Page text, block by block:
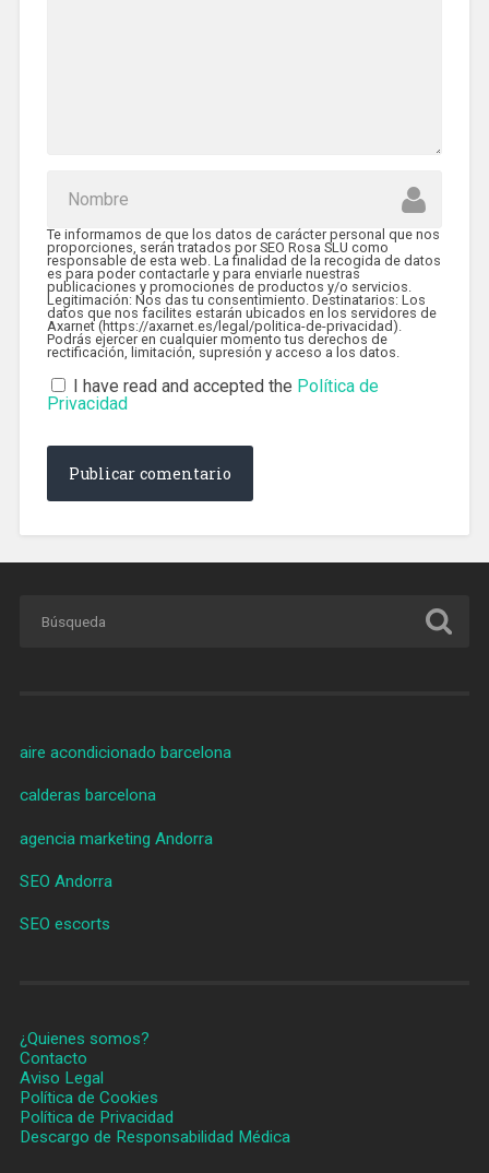
Te informamos de que los datos de carácter personal que nos
proporciones, serán tratados por SEO Rosa SLU como
responsable de esta web. La finalidad de la recogida de datos
es para poder contactarle y para enviarle nuestras
publicaciones y promociones de productos y/o servicios.
Legitimación: Nos das tu consentimiento. Destinatarios: Los
datos que nos facilites estarán ubicados en los servidores de
Axarnet (https://axarnet.es/legal/politica-de-privacidad).
Podrás ejercer en cualquier momento tus derechos de
rectificación, limitación, supresión y acceso a los datos.
I have read and accepted the Política de
Privacidad
aire acondicionado barcelona
calderas barcelona
agencia marketing Andorra
SEO Andorra
SEO escorts
¿Quienes somos?
Contacto
Aviso Legal
Política de Cookies
Política de Privacidad
Descargo de Responsabilidad Médica